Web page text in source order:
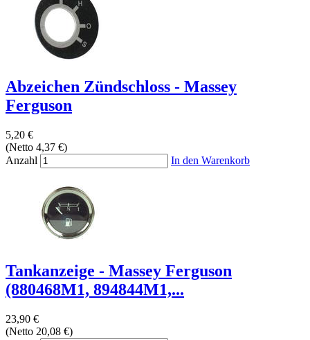
Abzeichen Zündschloss - Massey
Ferguson
5,20 €
(Netto 4,37 €)
Anzahl
In den Warenkorb
Tankanzeige - Massey Ferguson
(880468M1, 894844M1,...
23,90 €
(Netto 20,08 €)